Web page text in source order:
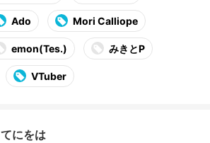
Ado Mori Calliope
emon(Tes.) みきとP
VTuber
てにをは